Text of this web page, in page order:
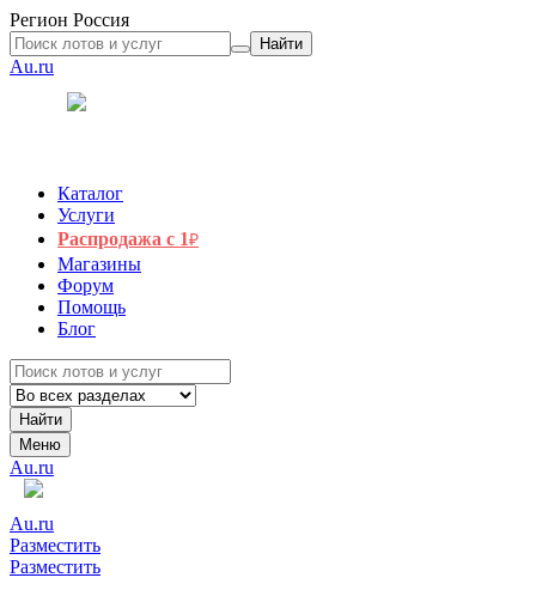
Регион Россия
Найти
Au.ru
Каталог
Услуги
Распродажа с 1₽
Магазины
Форум
Помощь
Блог
Найти
Меню
Au.ru
Au.ru
Разместить
Разместить